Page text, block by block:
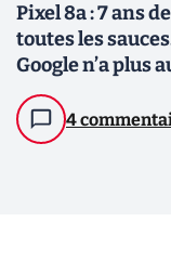
Pixel 8a : 7 ans
toutes les
Google n’a plus
4